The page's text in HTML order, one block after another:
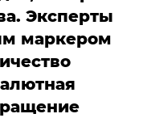
Эксперты
маркером